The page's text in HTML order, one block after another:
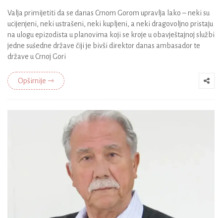
Valja primijetiti da se danas Crnom Gorom upravlja lako – neki su
ucijenjeni, neki ustrašeni, neki kupljeni, a neki dragovoljno pristaju
na ulogu epizodista u planovima koji se kroje u obavještajnoj službi
jedne suśedne države čiji je bivši direktor danas ambasador te
države u Crnoj Gori
Opširnije ⇾